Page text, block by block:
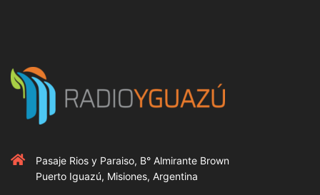
Pasaje Rios y Paraiso, B° Almirante Brown
Puerto Iguazú, Misiones, Argentina